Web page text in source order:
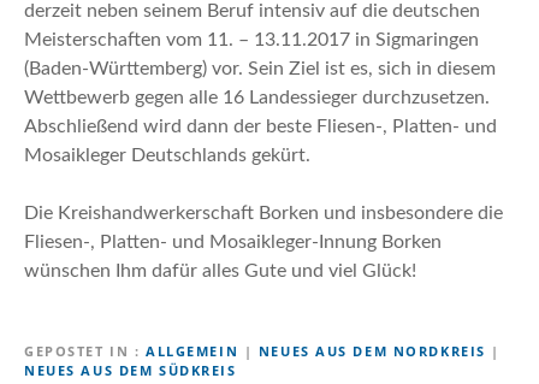
derzeit neben seinem Beruf intensiv auf die deutschen
Meisterschaften vom 11. – 13.11.2017 in Sigmaringen
(Baden-Württemberg) vor. Sein Ziel ist es, sich in diesem
Wettbewerb gegen alle 16 Landessieger durchzusetzen.
Abschließend wird dann der beste Fliesen-, Platten- und
Mosaikleger Deutschlands gekürt.
Die Kreishandwerkerschaft Borken und insbesondere die
Fliesen-, Platten- und Mosaikleger-Innung Borken
wünschen Ihm dafür alles Gute und viel Glück!
GEPOSTET IN ALLGEMEIN | NEUES AUS DEM NORDKREIS |
NEUES AUS DEM SÜDKREIS